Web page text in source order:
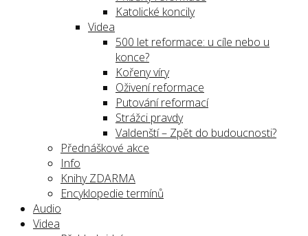
Katolické koncily
Videa
500 let reformace: u cíle nebo u
konce?
Kořeny víry
Oživení reformace
Putování reformací
Strážci pravdy
Valdenští – Zpět do budoucnosti?
Přednáškové akce
Info
Knihy ZDARMA
Encyklopedie termínů
Audio
Videa